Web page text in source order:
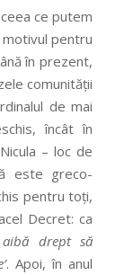
ce putem
motivul pentru
în prezent,
comunității
de mai
încât în
– loc de
este greco-
pentru toți,
Decret: ca
aibă drept să
. Apoi, în anul